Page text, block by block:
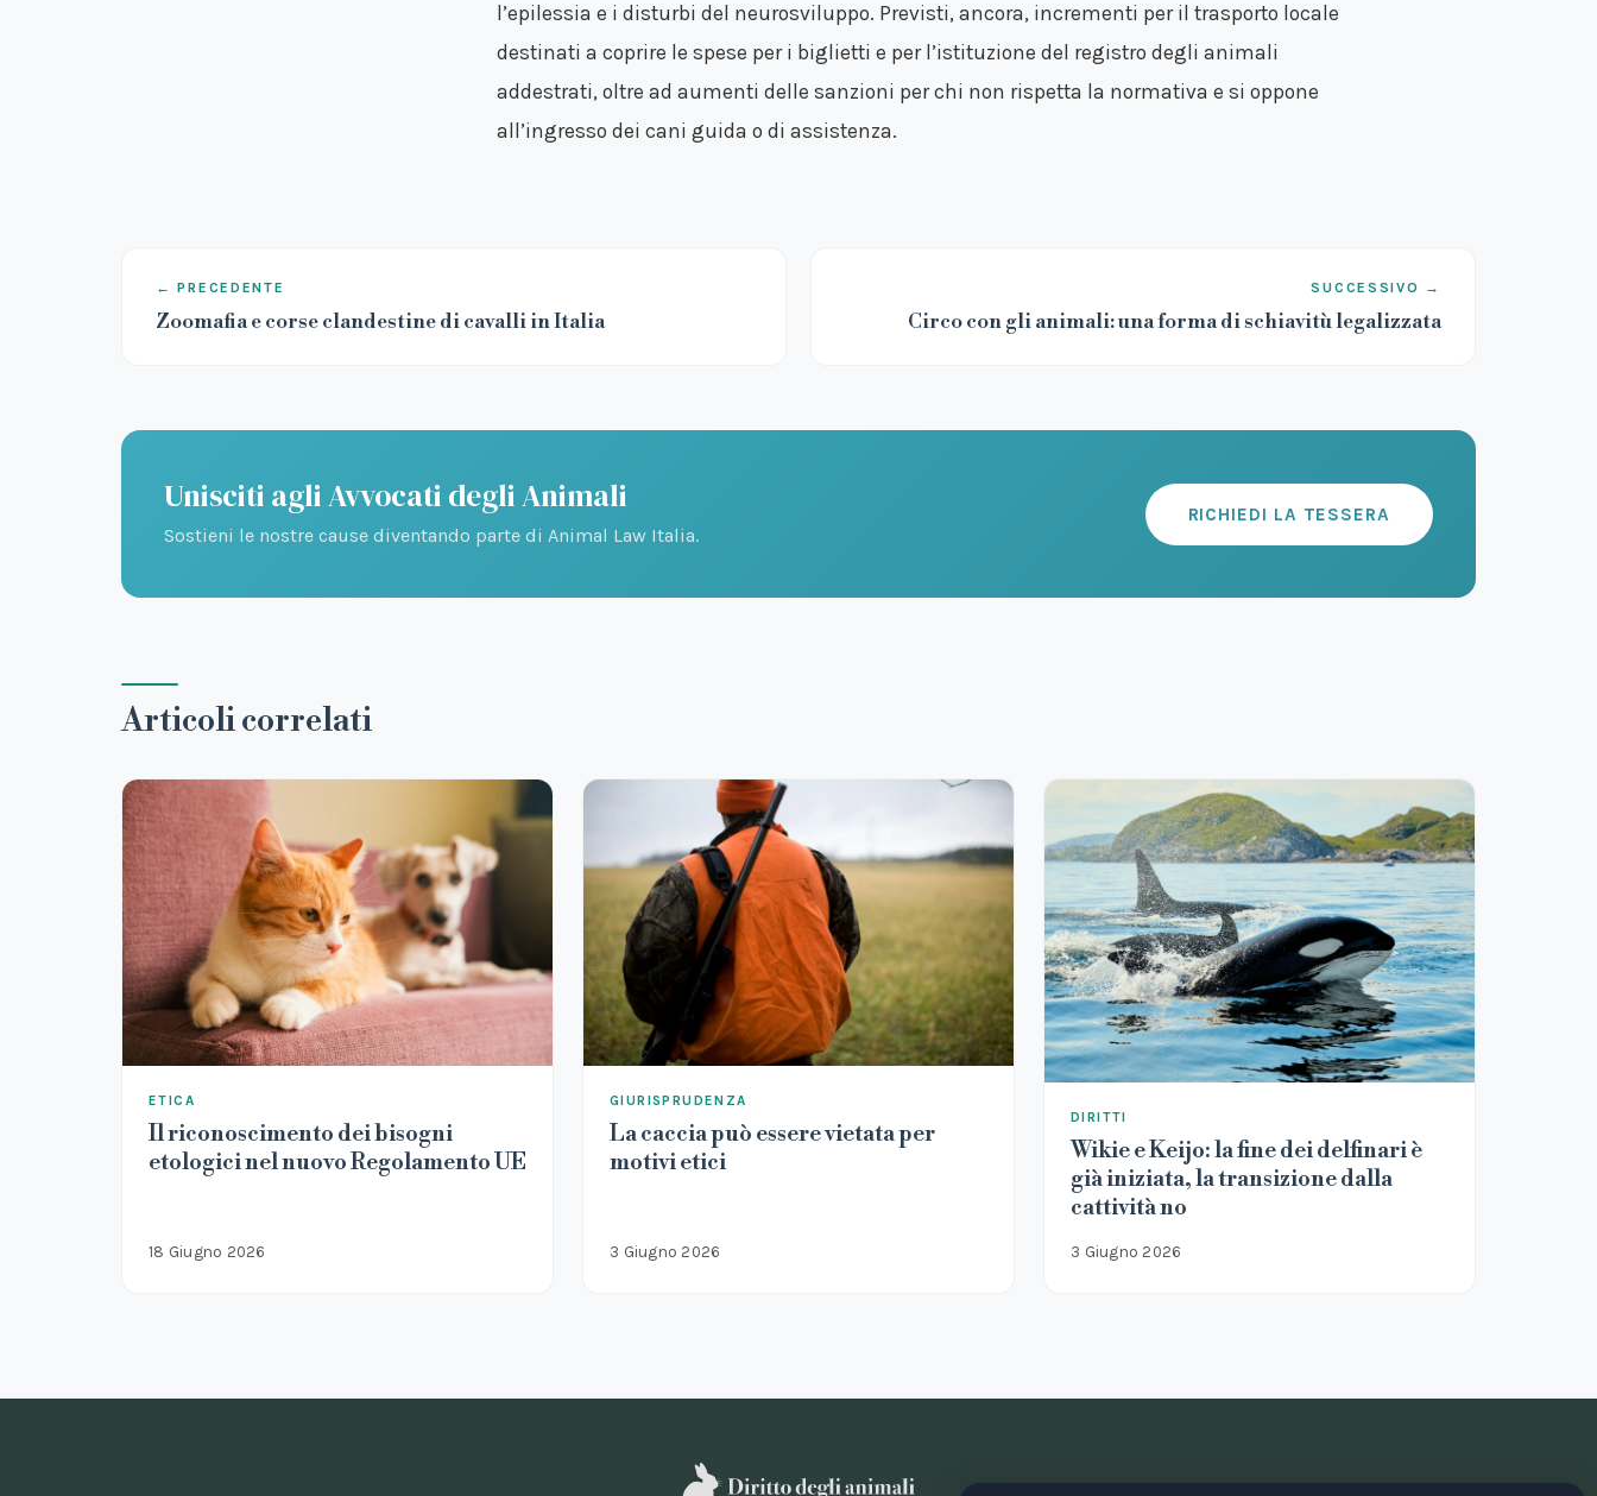
l’epilessia e i disturbi del neurosviluppo. Previsti, ancora, incrementi per il trasporto locale
destinati a coprire le spese per i biglietti e per l’istituzione del registro degli animali
addestrati, oltre ad aumenti delle sanzioni per chi non rispetta la normativa e si oppone
all’ingresso dei cani guida o di assistenza.
← PRECEDENTE
Zoomafia e corse clandestine di cavalli in Italia
SUCCESSIVO →
Circo con gli animali: una forma di schiavitù legalizzata
Unisciti agli Avvocati degli Animali
Sostieni le nostre cause diventando parte di Animal Law Italia.
RICHIEDI LA TESSERA
Articoli correlati
ETICA
Il riconoscimento dei bisogni
etologici nel nuovo Regolamento UE
18 Giugno 2026
GIURISPRUDENZA
La caccia può essere vietata per
motivi etici
3 Giugno 2026
DIRITTI
Wikie e Keijo: la fine dei delfinari è
già iniziata, la transizione dalla
cattività no
3 Giugno 2026